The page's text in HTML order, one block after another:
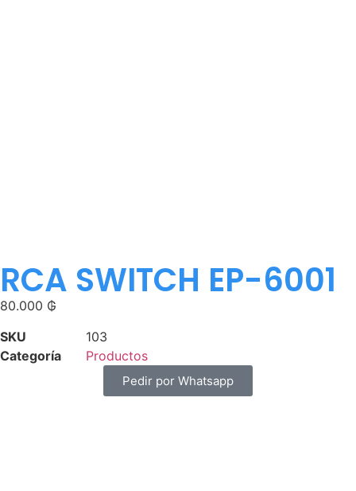
RCA SWITCH EP-6001
80.000 ₲
SKU
103
Categoría
Productos
Pedir por Whatsapp